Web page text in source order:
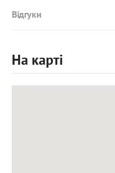
Відгуки
На карті